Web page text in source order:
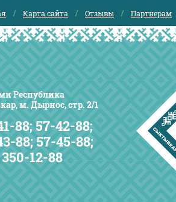
Карта сайта Отзывы Партнерам
Республика
м. Дырнос, стр. 2/1
88; 57-42-88;
88; 57-45-88;
12-88